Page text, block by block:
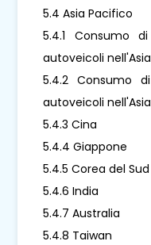
5.4 Asia Pacifico
5.4.1 Consumo
autoveicoli
5.4.2 Consumo
autoveicoli
5.4.3 Cina
5.4.4 Giappone
5.4.5 Corea del Sud
5.4.6 India
5.4.7 Australia
5.4.8 Taiwan